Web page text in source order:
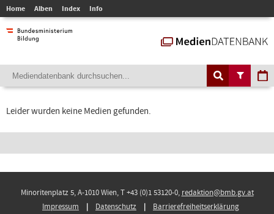
Home Alben Index Info
Leider wurden keine Medien gefunden.
Minoritenplatz 5, A-1010 Wien, T +43 (0)1 53120-0, redaktion@bmb.gv.at
Impressum
Datenschutz Barrierefreiheitserklärung